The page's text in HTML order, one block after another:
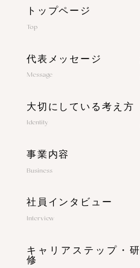
トップページ
Top
代表メッセージ
Message
大切にしている考え方
Identity
事業内容
Business
社員インタビュー
Interview
キャリアステップ・研
修